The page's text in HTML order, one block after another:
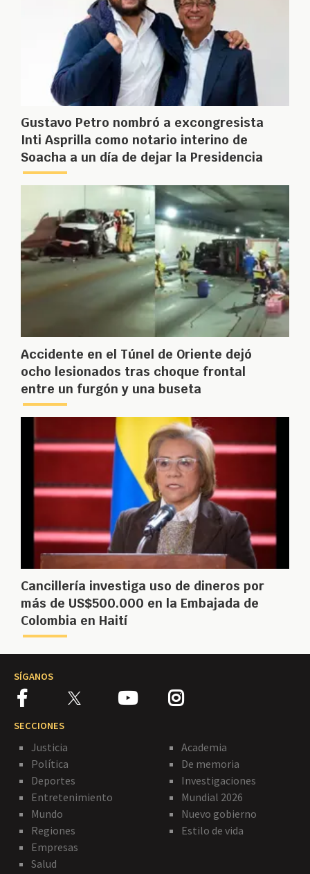
Gustavo Petro nombró a excongresista
Inti Asprilla como notario interino de
Soacha a un día de dejar la Presidencia
Accidente en el Túnel de Oriente dejó
ocho lesionados tras choque frontal
entre un furgón y una buseta
Cancillería investiga uso de dineros por
más de US$500.000 en la Embajada de
Colombia en Haití
SÍGANOS
SECCIONES
Justicia
Política
Deportes
Entretenimiento
Mundo
Regiones
Empresas
Salud
Academia
De memoria
Investigaciones
Mundial 2026
Nuevo gobierno
Estilo de vida